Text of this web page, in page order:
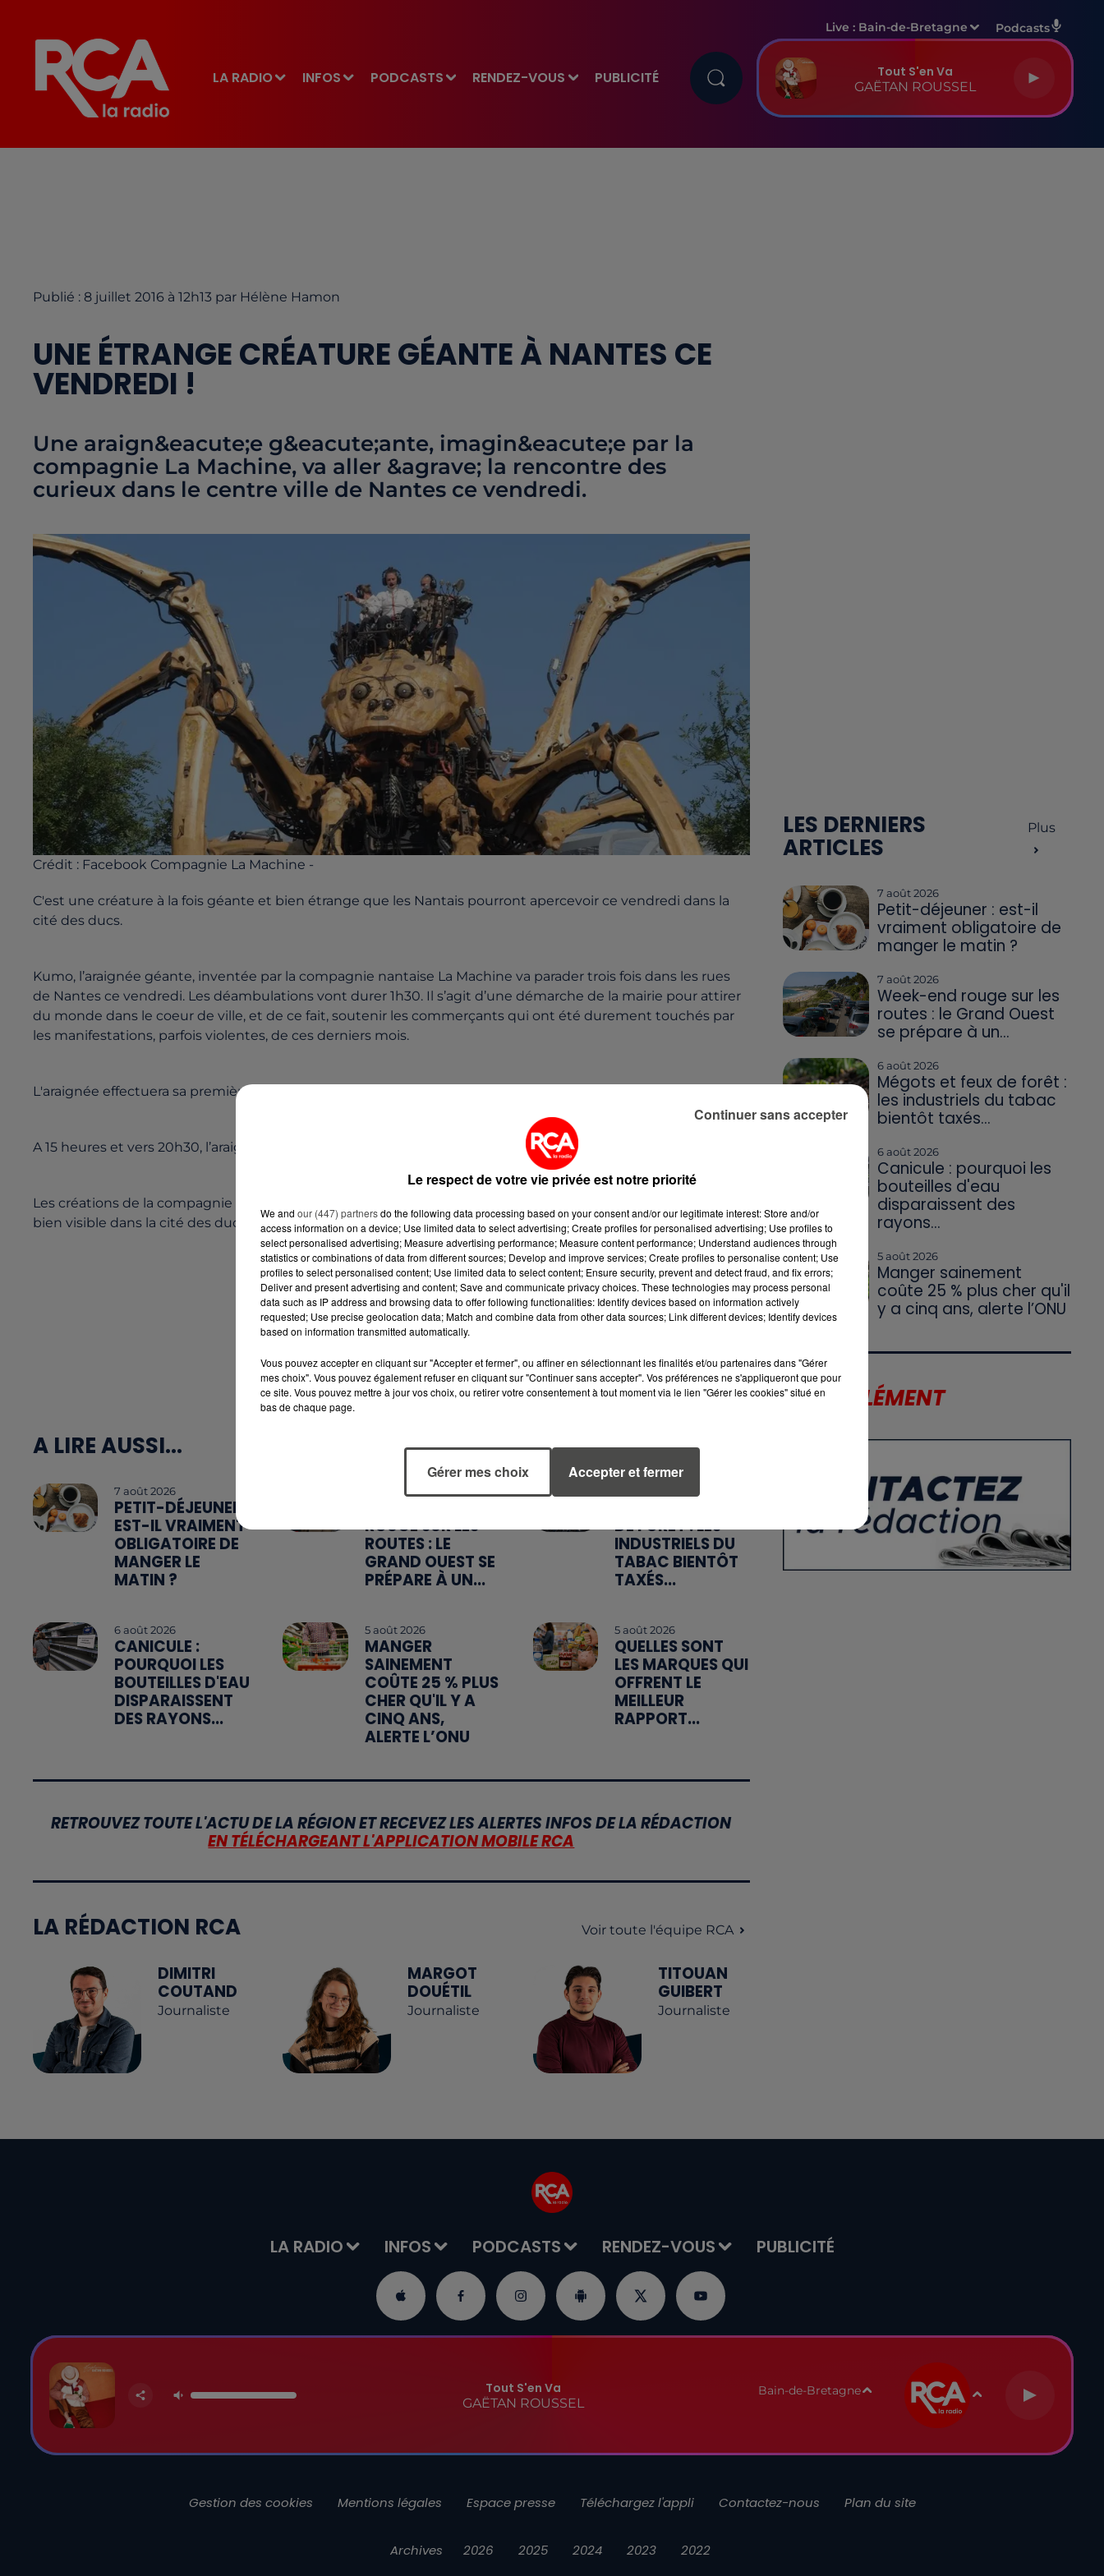
LA RADIO INFOS PODCASTS RENDEZ-VOUS PUBLICITÉ
Live : Bain-de-Bretagne Podcasts
Tout S'en Va
GAËTAN ROUSSEL
Publié : 8 juillet 2016 à 12h13 par Hélène Hamon
UNE ÉTRANGE CRÉATURE GÉANTE À NANTES CE
VENDREDI !
Une araign&eacute;e g&eacute;ante, imagin&eacute;e par la
compagnie La Machine, va aller &agrave; la rencontre des
curieux dans le centre ville de Nantes ce vendredi.
Crédit : Facebook Compagnie La Machine -
C'est une créature à la fois géante et bien étrange que les Nantais pourront apercevoir ce vendredi dans la
cité des ducs.
Kumo, l’araignée géante, inventée par la compagnie nantaise La Machine va parader trois fois dans les rues
de Nantes ce vendredi. Les déambulations vont durer 1h30. Il s’agit d’une démarche de la mairie pour attirer
du monde dans le coeur de ville, et de ce fait, soutenir les commerçants qui ont été durement touchés par
les manifestations, parfois violentes, de ces derniers mois.
L'araignée effectuera sa première sortie ce midi, sur le parvis de la cathédrale St Pierre.
A 15 heures et vers 20h30, l’araignée se trouvera place Graslin.
Les créations de la compagnie La Machine sont donc à l'honneur puisque c'est officiel, l'arbre aux hérons sera
bien visible dans la cité des ducs. Il s’enracinera dans la carrière Miséry, située dans le bas Chantenay.
A LIRE AUSSI...
7 août 2026
PETIT-DÉJEUNER :
EST-IL VRAIMENT
OBLIGATOIRE DE
MANGER LE
MATIN ?
7 août 2026
ROUGE SUR LES
ROUTES : LE
GRAND OUEST SE
PRÉPARE À UN...
DE FORÊT : LES
INDUSTRIELS DU
TABAC BIENTÔT
TAXÉS...
6 août 2026
CANICULE :
POURQUOI LES
BOUTEILLES D'EAU
DISPARAISSENT
DES RAYONS...
5 août 2026
MANGER
SAINEMENT
COÛTE 25 % PLUS
CHER QU'IL Y A
CINQ ANS,
ALERTE L’ONU
5 août 2026
QUELLES SONT
LES MARQUES QUI
OFFRENT LE
MEILLEUR
RAPPORT...
RETROUVEZ TOUTE L'ACTU DE LA RÉGION ET RECEVEZ LES ALERTES INFOS DE LA RÉDACTION
EN TÉLÉCHARGEANT L'APPLICATION MOBILE RCA
LA RÉDACTION RCA Voir toute l'équipe RCA
DIMITRI
COUTAND
Journaliste
MARGOT
DOUÉTIL
Journaliste
TITOUAN
GUIBERT
Journaliste
LES DERNIERS
ARTICLES
Plus
7 août 2026
Petit-déjeuner : est-il
vraiment obligatoire de
manger le matin ?
7 août 2026
Week-end rouge sur les
routes : le Grand Ouest
se prépare à un...
6 août 2026
Mégots et feux de forêt :
les industriels du tabac
bientôt taxés...
6 août 2026
Canicule : pourquoi les
bouteilles d'eau
disparaissent des
rayons...
5 août 2026
Manger sainement
coûte 25 % plus cher qu'il
y a cinq ans, alerte l’ONU
LE SUPPLÉMENT
LA RADIO INFOS PODCASTS RENDEZ-VOUS PUBLICITÉ
Tout S'en Va
GAËTAN ROUSSEL
Bain-de-Bretagne
Gestion des cookies Mentions légales Espace presse Téléchargez l'appli Contactez-nous Plan du site
Archives 2026 2025 2024 2023 2022
Le respect de votre vie privée est notre priorité
We and our (447) partnersdo the following data processing based on your consent and/or our legitimate interest: Store and/or
access information on a device; Use limited data to select advertising; Create profiles for personalised advertising; Use profiles to
select personalised advertising; Measure advertising performance; Measure content performance; Understand audiences through
statistics or combinations of data from different sources; Develop and improve services; Create profiles to personalise content; Use
profiles to select personalised content; Use limited data to select content; Ensure security, prevent and detect fraud, and fix errors;
Deliver and present advertising and content; Save and communicate privacy choices. These technologies may process personal
data such as IP address and browsing data to offer following functionalities: Identify devices based on information actively
requested; Use precise geolocation data; Match and combine data from other data sources; Link different devices; Identify devices
based on information transmitted automatically.
Vous pouvez accepter en cliquant sur "Accepter et fermer", ou affiner en sélectionnant les finalités et/ou partenaires dans "Gérer
mes choix". Vous pouvez également refuser en cliquant sur "Continuer sans accepter". Vos préférences ne s'appliqueront que pour
ce site. Vous pouvez mettre à jour vos choix, ou retirer votre consentement à tout moment via le lien "Gérer les cookies" situé en
bas de chaque page.
Gérer mes choix Accepter et fermer
Continuer sans accepter